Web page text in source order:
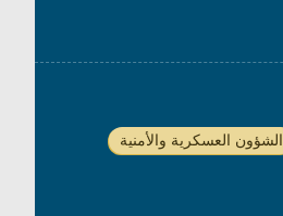
الشؤون العسكرية والأمنية